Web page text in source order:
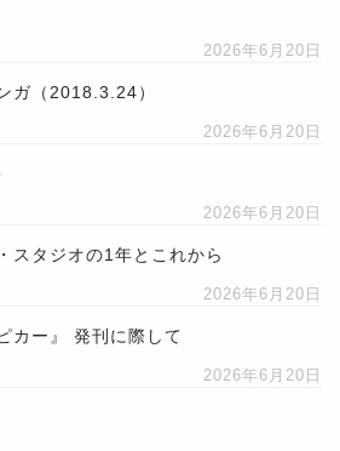
2026年6月20日
ガ（2018.3.24）
2026年6月20日
2026年6月20日
スタジオの1年とこれから
2026年6月20日
カー』 発刊に際して
2026年6月20日